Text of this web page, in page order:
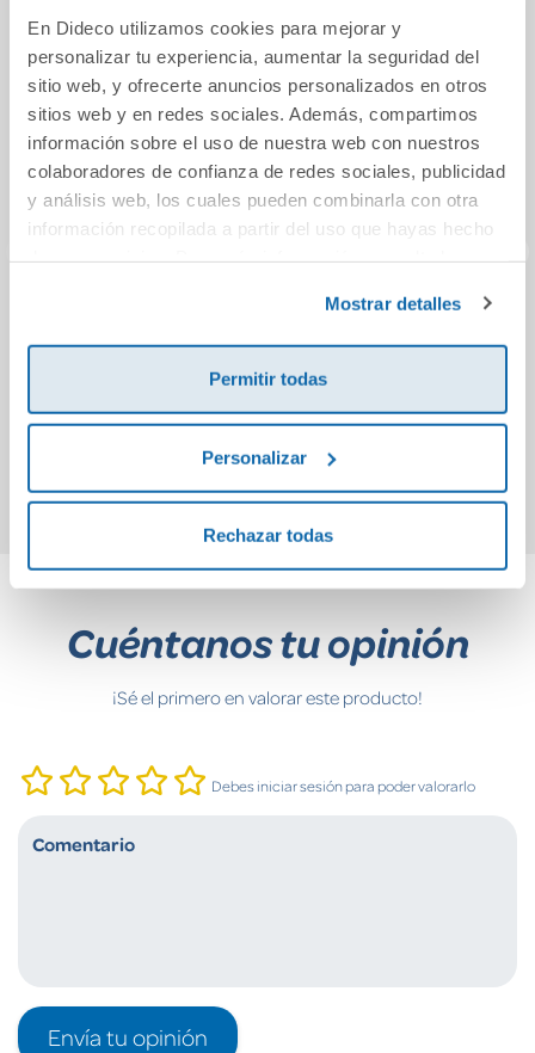
En Dideco utilizamos cookies para mejorar y
personalizar tu experiencia, aumentar la seguridad del
sitio web, y ofrecerte anuncios personalizados en otros
sitios web y en redes sociales. Además, compartimos
información sobre el uso de nuestra web con nuestros
colaboradores de confianza de redes sociales, publicidad
y análisis web, los cuales pueden combinarla con otra
información recopilada a partir del uso que hayas hecho
Mostrar detalles
Permitir todas
Personalizar
Rechazar todas
lógica para
(edición exclusiva)
9,90€
Tratamiento de los
Problemas de la
Voz
26,75€
Comprar
Yo
Cuéntanos tu opinión
¡Sé el primero en valorar este producto!
Debes iniciar sesión para poder valorarlo
Envía tu opinión